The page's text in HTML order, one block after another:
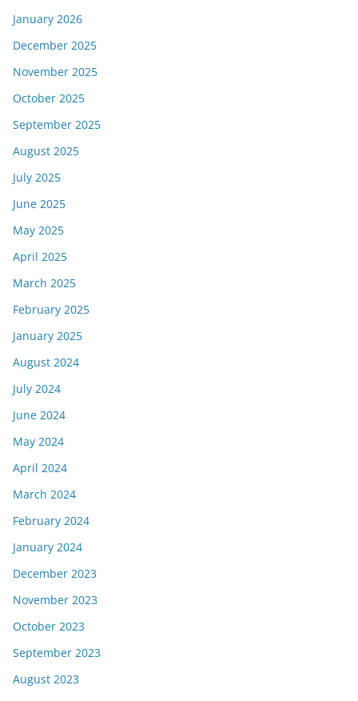
January 2026
December 2025
November 2025
October 2025
September 2025
August 2025
July 2025
June 2025
May 2025
April 2025
March 2025
February 2025
January 2025
August 2024
July 2024
June 2024
May 2024
April 2024
March 2024
February 2024
January 2024
December 2023
November 2023
October 2023
September 2023
August 2023